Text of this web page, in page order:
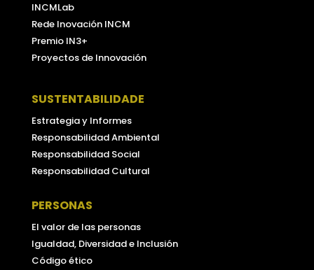
INCMLab
Rede Inovación INCM
Premio IN3+
Proyectos de Innovación
SUSTENTABILIDADE
Estrategia y Informes
Responsabilidad Ambiental
Responsabilidad Social
Responsabilidad Cultural
PERSONAS
El valor de las personas
Igualdad, Diversidad e Inclusión
Código ético